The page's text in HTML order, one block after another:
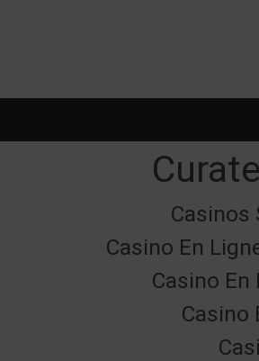
Casinos
Casino En
Casino En
Casino